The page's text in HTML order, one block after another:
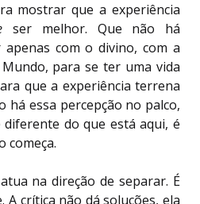
mostrar que a experiência
ser melhor. Que não há
apenas com o divino, com a
para se ter uma vida
que a experiência terrena
há essa percepção no palco,
do que está aqui, é
começa.
na direção de separar. É
A crítica não dá soluções, ela